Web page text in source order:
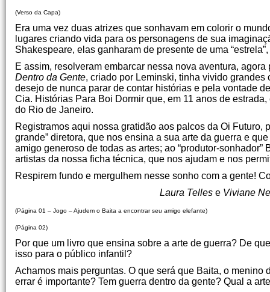
(Verso da Capa)
Era uma vez duas atrizes que sonhavam em colorir o
lugares criando vida para os personagens de sua
Shakespeare, elas ganharam de presente de uma
E assim, resolveram embarcar nessa nova aventura,
Dentro da Gente, criado por Leminski, tinha vivido
desejo de nunca parar de contar histórias e pela vontade
Cia. Histórias Para Boi Dormir que, em 11 anos de
do Rio de Janeiro.
Registramos aqui nossa gratidão aos palcos da Oi Futuro,
grande” diretora, que nos ensina a sua arte da guerra e
amigo generoso de todas as artes; ao “produtor-
artistas da nossa ficha técnica, que nos ajudam e nos
Respirem fundo e mergulhem nesse sonho com a gente!
Laura Telles e Viviane
(Página 01 – Jogo – Ajudem o Baita a encontrar seu amigo elefante)
(Página 02)
Por que um livro que ensina sobre a arte de guerra? De
isso para o público infantil?
Achamos mais perguntas. O que será que Baita, o
errar é importante? Tem guerra dentro da gente? Qual a